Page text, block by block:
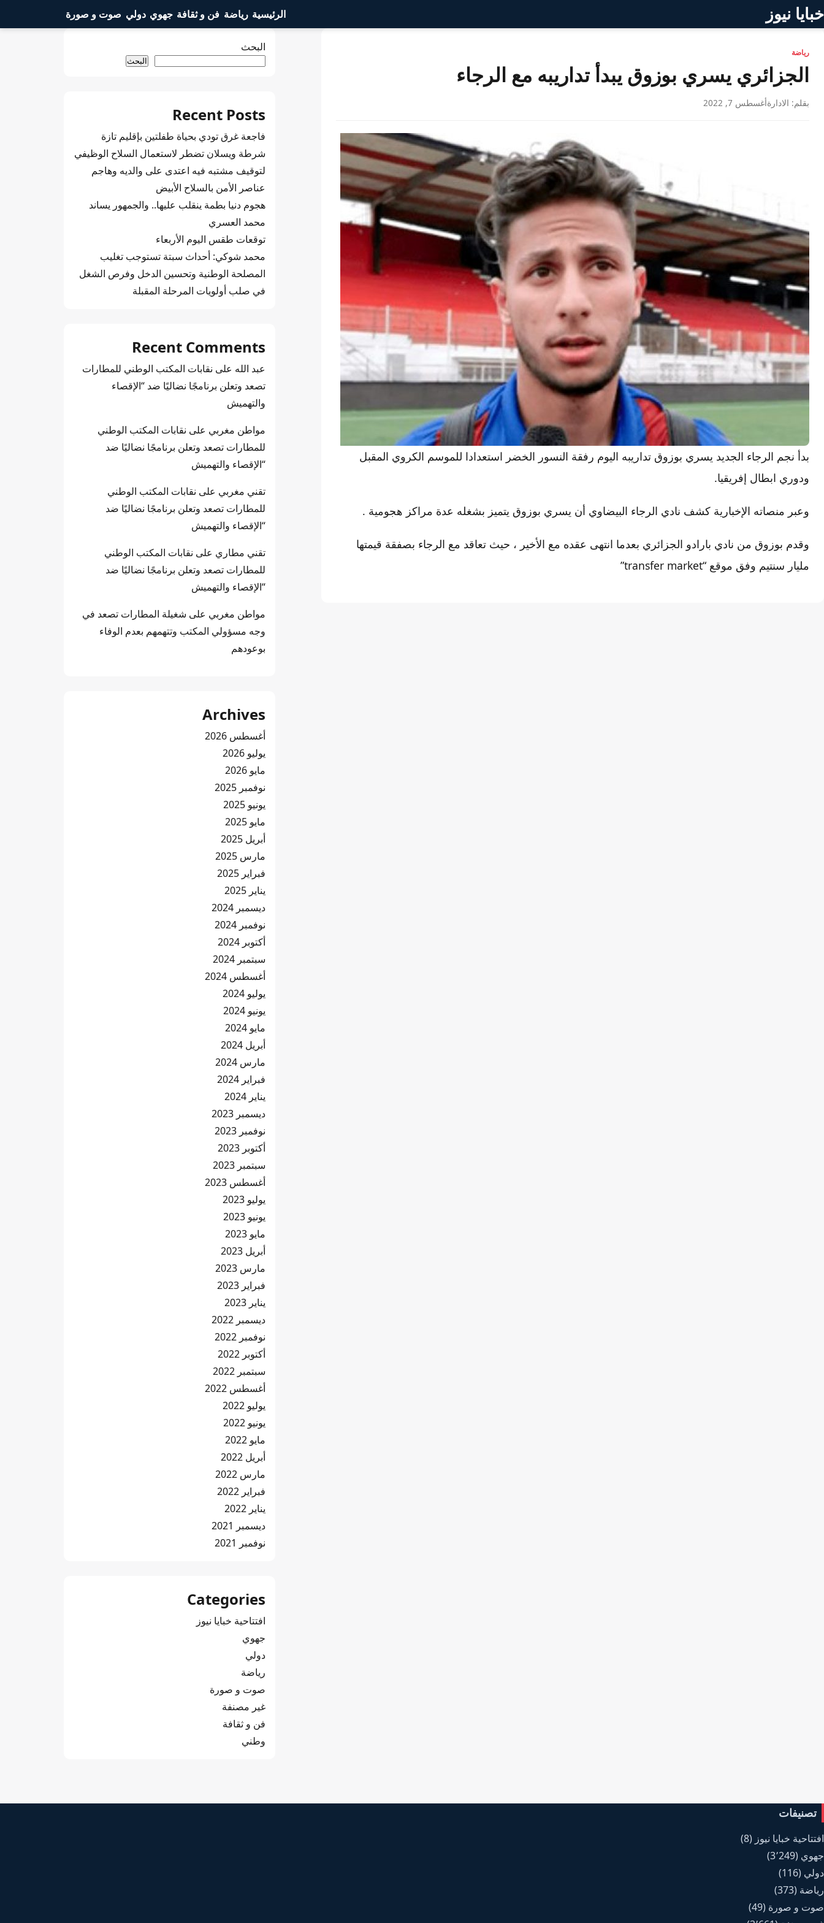
خبايا نيوز الرئيسية رياضة فن و ثقافة جهوي دولي صوت و صورة
رياضة
الجزائري يسري بوزوق يبدأ تداريبه مع الرجاء
بقلم: الادارةأغسطس 7, 2022
بدأ نجم الرجاء الجديد يسري بوزوق تداريبه اليوم رفقة النسور الخضر استعدادا للموسم الكروي المقبل
ودوري ابطال إفريقيا.
وعبر منصاته الإخبارية كشف نادي الرجاء البيضاوي أن يسري بوزوق يتميز بشغله عدة مراكز هجومية .
وقدم بوزوق من نادي بارادو الجزائري بعدما انتهى عقده مع الأخير ، حيث تعاقد مع الرجاء بصفقة قيمتها
مليار سنتيم وفق موقع “transfer market”
البحث
البحث
Recent Posts
فاجعة غرق تودي بحياة طفلتين بإقليم تازة
شرطة ويسلان تضطر لاستعمال السلاح الوظيفي
لتوقيف مشتبه فيه اعتدى على والديه وهاجم
عناصر الأمن بالسلاح الأبيض
هجوم دنيا بطمة ينقلب عليها.. والجمهور يساند
محمد العسري
توقعات طقس اليوم الأربعاء
محمد شوكي: أحداث سبتة تستوجب تغليب
المصلحة الوطنية وتحسين الدخل وفرص الشغل
في صلب أولويات المرحلة المقبلة
Recent Comments
عبد الله على نقابات المكتب الوطني للمطارات
تصعد وتعلن برنامجًا نضاليًا ضد “الإقصاء
والتهميش
مواطن مغربي على نقابات المكتب الوطني
للمطارات تصعد وتعلن برنامجًا نضاليًا ضد
“الإقصاء والتهميش
تقني مغربي على نقابات المكتب الوطني
للمطارات تصعد وتعلن برنامجًا نضاليًا ضد
“الإقصاء والتهميش
تقني مطاري على نقابات المكتب الوطني
للمطارات تصعد وتعلن برنامجًا نضاليًا ضد
“الإقصاء والتهميش
مواطن مغربي على شغيلة المطارات تصعد في
وجه مسؤولي المكتب وتتهمهم بعدم الوفاء
بوعودهم
Archives
أغسطس 2026
يوليو 2026
مايو 2026
نوفمبر 2025
يونيو 2025
مايو 2025
أبريل 2025
مارس 2025
فبراير 2025
يناير 2025
ديسمبر 2024
نوفمبر 2024
أكتوبر 2024
سبتمبر 2024
أغسطس 2024
يوليو 2024
يونيو 2024
مايو 2024
أبريل 2024
مارس 2024
فبراير 2024
يناير 2024
ديسمبر 2023
نوفمبر 2023
أكتوبر 2023
سبتمبر 2023
أغسطس 2023
يوليو 2023
يونيو 2023
مايو 2023
أبريل 2023
مارس 2023
فبراير 2023
يناير 2023
ديسمبر 2022
نوفمبر 2022
أكتوبر 2022
سبتمبر 2022
أغسطس 2022
يوليو 2022
يونيو 2022
مايو 2022
أبريل 2022
مارس 2022
فبراير 2022
يناير 2022
ديسمبر 2021
نوفمبر 2021
Categories
افتتاحية خبايا نيوز
جهوي
دولي
رياضة
صوت و صورة
غير مصنفة
فن و ثقافة
وطني
تصنيفات
افتتاحية خبايا نيوز (8)
جهوي (3٬249)
دولي (116)
رياضة (373)
صوت و صورة (49)